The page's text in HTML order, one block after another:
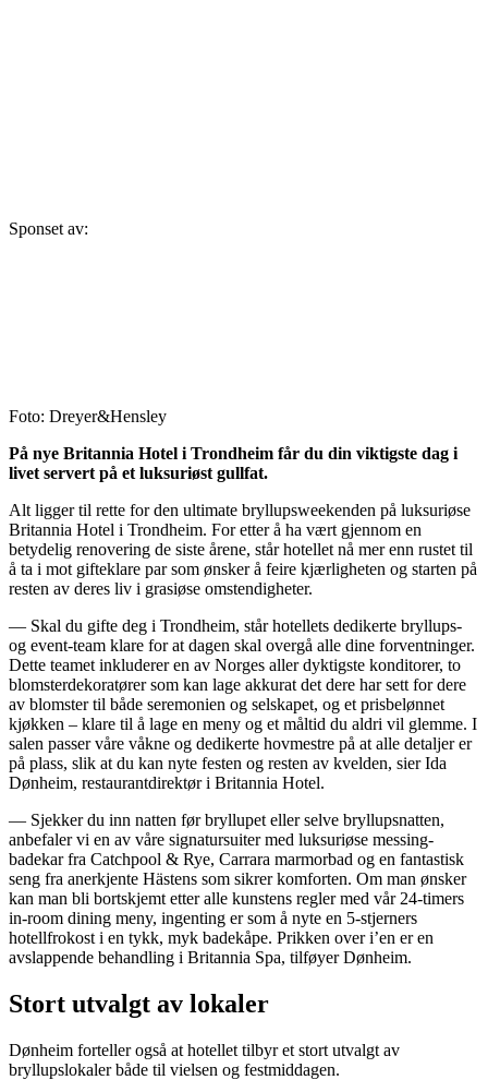
Sponset av:
Foto: Dreyer&Hensley
På nye Britannia Hotel i Trondheim får du din viktigste dag i
livet servert på et luksuriøst gullfat.
Alt ligger til rette for den ultimate bryllupsweekenden på luksuriøse
Britannia Hotel i Trondheim. For etter å ha vært gjennom en
betydelig renovering de siste årene, står hotellet nå mer enn rustet til
å ta i mot gifteklare par som ønsker å feire kjærligheten og starten på
resten av deres liv i grasiøse omstendigheter.
— Skal du gifte deg i Trondheim, står hotellets dedikerte bryllups-
og event-team klare for at dagen skal overgå alle dine forventninger.
Dette teamet inkluderer en av Norges aller dyktigste konditorer, to
blomsterdekoratører som kan lage akkurat det dere har sett for dere
av blomster til både seremonien og selskapet, og et prisbelønnet
kjøkken – klare til å lage en meny og et måltid du aldri vil glemme. I
salen passer våre våkne og dedikerte hovmestre på at alle detaljer er
på plass, slik at du kan nyte festen og resten av kvelden, sier Ida
Dønheim, restaurantdirektør i Britannia Hotel.
— Sjekker du inn natten før bryllupet eller selve bryllupsnatten,
anbefaler vi en av våre signatursuiter med luksuriøse messing-
badekar fra Catchpool & Rye, Carrara marmorbad og en fantastisk
seng fra anerkjente Hästens som sikrer komforten. Om man ønsker
kan man bli bortskjemt etter alle kunstens regler med vår 24-timers
in-room dining meny, ingenting er som å nyte en 5-stjerners
hotellfrokost i en tykk, myk badekåpe. Prikken over i’en er en
avslappende behandling i Britannia Spa, tilføyer Dønheim.
Stort utvalgt av lokaler
Dønheim forteller også at hotellet tilbyr et stort utvalgt av
bryllupslokaler både til vielsen og festmiddagen.